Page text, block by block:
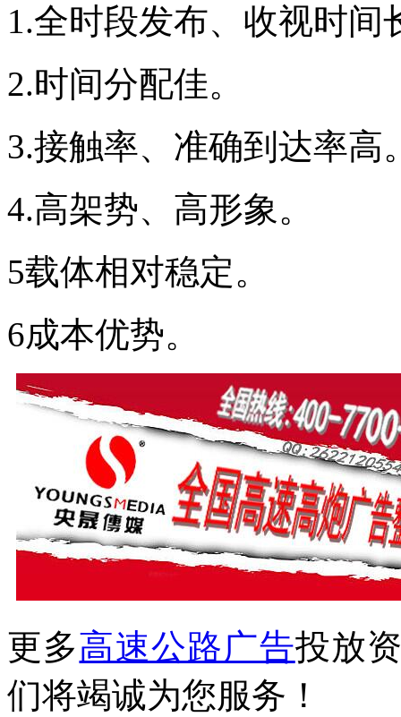
1.全时段发布、收视时间
2.时间分配佳。
3.接触率、准确到达率高
4.高架势、高形象。
5载体相对稳定。
6成本优势。
更多高速公路广告投放
们将竭诚为您服务！